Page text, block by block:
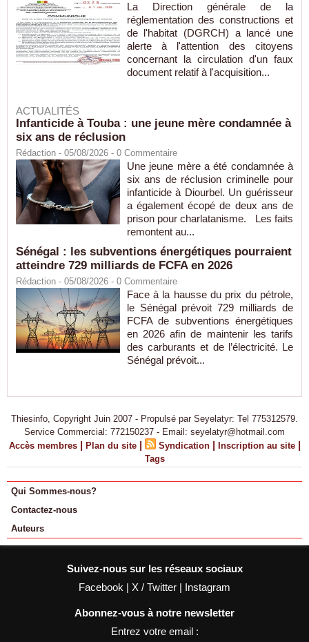
La Direction générale de la
réglementation des constructions et
de l'habitat (DGRCH) a lancé une
alerte à l'attention des citoyens
concernant la circulation d'un faux
document relatif à l'acquisition...
ACTUALITÉS
Infanticide à Touba : une jeune mère condamnée à
six ans de réclusion
Rédaction - 05/08/2026 - 0 Commentaire
Une jeune mère a été condamnée à
six ans de réclusion criminelle pour
infanticide à Diourbel. Un guérisseur
a également écopé de deux ans de
prison pour charlatanisme. Les faits
remontent au...
Sénégal : les subventions énergétiques pourraient
atteindre 729 milliards de FCFA en 2026
Rédaction - 05/08/2026 - 0 Commentaire
Face à la hausse du prix du pétrole,
le Sénégal prévoit 729 milliards de
FCFA de subventions énergétiques
en 2026 afin de maintenir les tarifs
des carburants et de l’électricité. Le
Sénégal prévoit...
Thiesinfo, Copyright Juin 2007 - Propulsé par Seyelatyr: Tel 775312579.
Service Commercial: 772150237 - Email: seyelatyr@hotmail.com
Accès membres | Plan du site | Syndication | Inscription au site |
Tags
Qui Sommes-nous?
Contactez-nous
Auteurs
Suivez-nous sur les réseaux sociaux
Facebook | X / Twitter | Instagram
Abonnez-vous à notre newsletter
Entrez votre email :